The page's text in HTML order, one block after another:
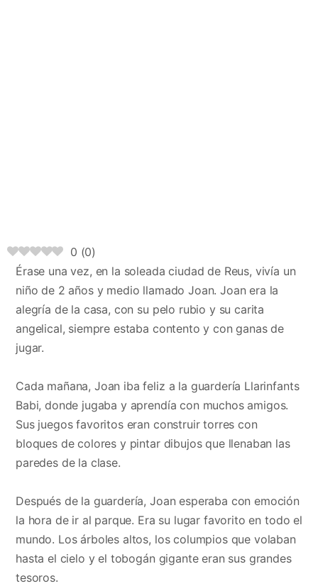
0 (0)
Érase una vez, en la soleada ciudad de Reus, vivía un
niño de 2 años y medio llamado Joan. Joan era la
alegría de la casa, con su pelo rubio y su carita
angelical, siempre estaba contento y con ganas de
jugar.
Cada mañana, Joan iba feliz a la guardería Llarinfants
Babi, donde jugaba y aprendía con muchos amigos.
Sus juegos favoritos eran construir torres con
bloques de colores y pintar dibujos que llenaban las
paredes de la clase.
Después de la guardería, Joan esperaba con emoción
la hora de ir al parque. Era su lugar favorito en todo el
mundo. Los árboles altos, los columpios que volaban
hasta el cielo y el tobogán gigante eran sus grandes
tesoros.